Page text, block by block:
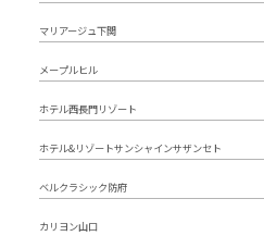
マリアージュ下関
メープルヒル
ホテル西長門リゾート
ホテル&リゾートサンシャインサザンセト
ベルクラシック防府
カリヨン山口